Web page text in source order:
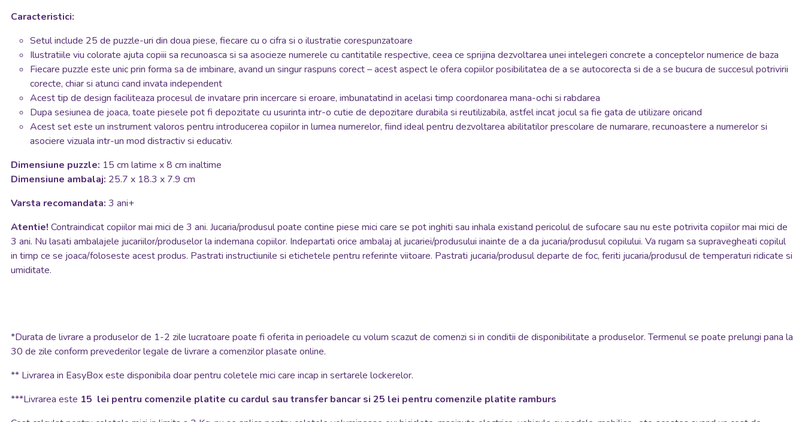
Caracteristici:
Setul include 25 de puzzle-uri din doua piese, fiecare cu o cifra si o ilustratie corespunzatoare
Ilustratiile viu colorate ajuta copiii sa recunoasca si sa asocieze numerele cu cantitatile respective, ceea ce sprijina dezvoltarea unei intelegeri concrete a conceptelor numerice de baza
Fiecare puzzle este unic prin forma sa de imbinare, avand un singur raspuns corect – acest aspect le ofera copiilor posibilitatea de a se autocorecta si de a se bucura de succesul potrivirii
corecte, chiar si atunci cand invata independent
Acest tip de design faciliteaza procesul de invatare prin incercare si eroare, imbunatatind in acelasi timp coordonarea mana-ochi si rabdarea
Dupa sesiunea de joaca, toate piesele pot fi depozitate cu usurinta intr-o cutie de depozitare durabila si reutilizabila, astfel incat jocul sa fie gata de utilizare oricand
Acest set este un instrument valoros pentru introducerea copiilor in lumea numerelor, fiind ideal pentru dezvoltarea abilitatilor prescolare de numarare, recunoastere a numerelor si
asociere vizuala intr-un mod distractiv si educativ.
Dimensiune puzzle: 15 cm latime x 8 cm inaltime
Dimensiune ambalaj: 25.7 x 18.3 x 7.9 cm
Varsta recomandata: 3 ani+
Atentie! Contraindicat copiilor mai mici de 3 ani. Jucaria/produsul poate contine piese mici care se pot inghiti sau inhala existand pericolul de sufocare sau nu este potrivita copiilor mai mici de
3 ani. Nu lasati ambalajele jucariilor/produselor la indemana copiilor. Indepartati orice ambalaj al jucariei/produsului inainte de a da jucaria/produsul copilului. Va rugam sa supravegheati copilul
in timp ce se joaca/foloseste acest produs. Pastrati instructiunile si etichetele pentru referinte viitoare. Pastrati jucaria/produsul departe de foc, feriti jucaria/produsul de temperaturi ridicate si
umiditate.
*Durata de livrare a produselor de 1-2 zile lucratoare poate fi oferita in perioadele cu volum scazut de comenzi si in conditii de disponibilitate a produselor. Termenul se poate prelungi pana la
30 de zile conform prevederilor legale de livrare a comenzilor plasate online.
** Livrarea in EasyBox este disponibila doar pentru coletele mici care incap in sertarele lockerelor.
***Livrarea este 15 lei pentru comenzile platite cu cardul sau transfer bancar si 25 lei pentru comenzile platite ramburs